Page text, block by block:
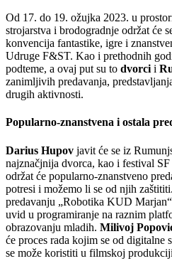
Od 17. do 19. ožujka 2023. u
strojarstva i brodogradnje održat će
konvencija fantastike, igre i
Udruge F&ST. Kao i prethodnih
podteme, a ovaj put su to dvorci i
zanimljivih predavanja,
drugih aktivnosti.
Popularno-znanstvena i ostala
Darius Hupov javit će se iz
najznačjnija dvorca, kao i festival
održat će popularno-znanstveno
potresi i možemo li se od njih zaštititi.
predavanju „Robotika KUD
uvid u programiranje na raznim
obrazovanju mladih. Milivoj
će proces rada kojim se od digitalne
se može koristiti u filmskoj